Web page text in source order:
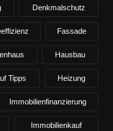
Denkmalschutz
Fassade
Hausbau
Tipps Heizung
Immobilienfinanzierung
Immobilienkauf